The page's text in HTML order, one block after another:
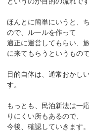
ほんとに簡単にいうと、
ので、ルールを作って
適正に運営してもらい、
に来てもらうというもので
目的自体は、通常おかし
す。
もっとも、民泊新法は一
りにくい所もあるので、
今後、確認していきます。